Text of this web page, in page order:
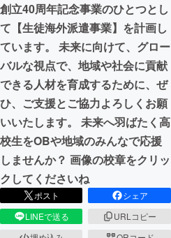
創立40周年記念事業のひとつとし
て【生徒海外派遣事業】を計画し
ています。 未来に向けて、グロー
バルな視点で、地域や社会に貢献
できる人材を育成するために、ぜ
ひ、ご支援とご協力よろしくお願
いいたします。 未来へ羽ばたく高
校生をOBや地域のみんなで応援
しませんか？ 画像の校章をクリッ
クしてくださいね
ポスト
シェア
LINEで送る
URLコピー